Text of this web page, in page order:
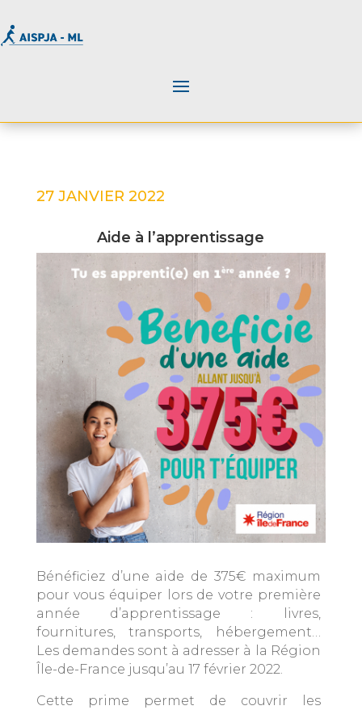
27 JANVIER 2022
Aide à l’apprentissage
Bénéficiez d’une aide de 375€ maximum
pour vous équiper lors de votre première
année d’apprentissage : livres,
fournitures, transports, hébergement…
Les demandes sont à adresser à la Région
Île-de-France jusqu’au 17 février 2022.
Cette prime permet de couvrir les